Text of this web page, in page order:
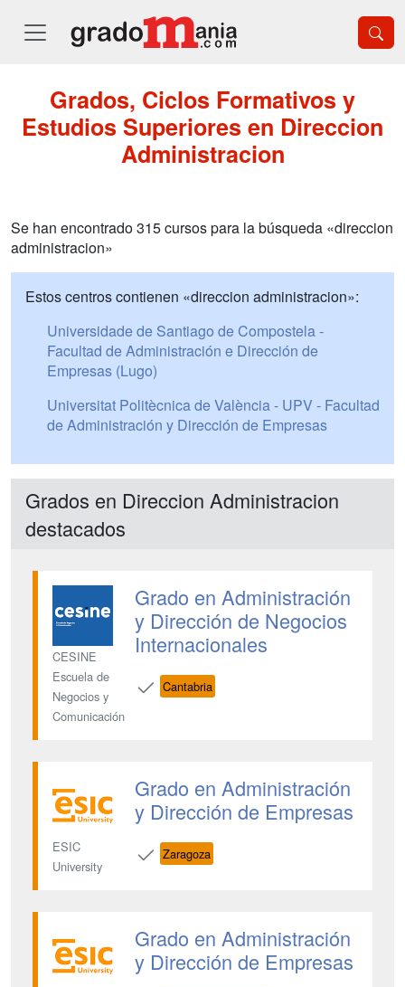
Grados, Ciclos Formativos y
Estudios Superiores en Direccion
Administracion
Se han encontrado 315 cursos para la búsqueda «direccion
administracion»
Estos centros contienen «direccion administracion»:
Universidade de Santiago de Compostela -
Facultad de Administración e Dirección de
Empresas (Lugo)
Universitat Politècnica de València - UPV - Facultad
de Administración y Dirección de Empresas
Grados en Direccion Administracion
destacados
CESINE
Escuela de
Negocios y
Comunicación
Grado en Administración
y Dirección de Negocios
Internacionales
Cantabria
ESIC
University
Grado en Administración
y Dirección de Empresas
Zaragoza
Grado en Administración
y Dirección de Empresas